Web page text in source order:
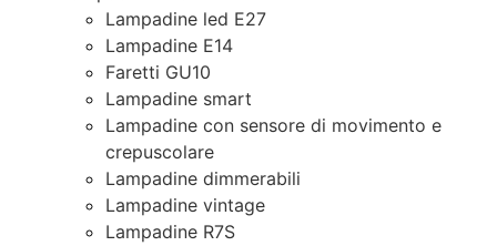
Lampadine led E27
Lampadine E14
Faretti GU10
Lampadine smart
Lampadine con sensore di movimento e
crepuscolare
Lampadine dimmerabili
Lampadine vintage
Lampadine R7S